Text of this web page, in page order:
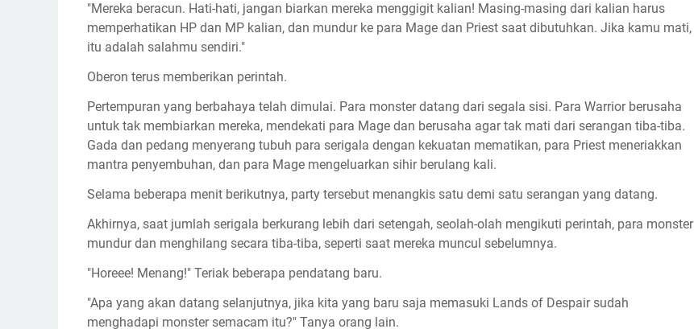
"Mereka beracun. Hati-hati, jangan biarkan mereka menggigit kalian! Masing-masing dari kalian harus
memperhatikan HP dan MP kalian, dan mundur ke para Mage dan Priest saat dibutuhkan. Jika kamu mati,
itu adalah salahmu sendiri."
Oberon terus memberikan perintah.
Pertempuran yang berbahaya telah dimulai. Para monster datang dari segala sisi. Para Warrior berusaha
untuk tak membiarkan mereka, mendekati para Mage dan berusaha agar tak mati dari serangan tiba-tiba.
Gada dan pedang menyerang tubuh para serigala dengan kekuatan mematikan, para Priest meneriakkan
mantra penyembuhan, dan para Mage mengeluarkan sihir berulang kali.
Selama beberapa menit berikutnya, party tersebut menangkis satu demi satu serangan yang datang.
Akhirnya, saat jumlah serigala berkurang lebih dari setengah, seolah-olah mengikuti perintah, para monster
mundur dan menghilang secara tiba-tiba, seperti saat mereka muncul sebelumnya.
"Horeee! Menang!" Teriak beberapa pendatang baru.
"Apa yang akan datang selanjutnya, jika kita yang baru saja memasuki Lands of Despair sudah
menghadapi monster semacam itu?" Tanya orang lain.